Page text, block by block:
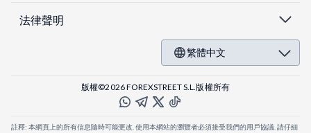
法律聲明
繁體中文
版權©2026 FOREXSTREET S.L.版權所有
註釋: 本網頁上的所有信息隨時可能更改. 使用本網站的瀏覽者必須接受我們的用戶協議. 請仔細